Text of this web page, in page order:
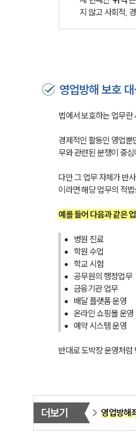
지 않고 사회적,
영업방해 보호
법에서 보호하는 업무란
경제적인 활동인 영업뿐
무와 관련된 분쟁이 중심
다만 그 업무 자체가 반
이라면 해당 업무의 적
예를 들어 다음과 같은
병원 진료
학원 수업
학교 시험
공무원의 행정업무
금융기관 업무
배달 플랫폼 운영
온라인 쇼핑몰 운영
예약 시스템 운영
반대로 도박장 운영처럼
더보기 영업방해